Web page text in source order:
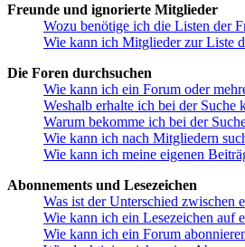
Freunde und ignorierte Mitglieder
Wozu benötige ich die Listen der
Wie kann ich Mitglieder zur Liste
Die Foren durchsuchen
Wie kann ich ein Forum oder
Weshalb erhalte ich bei der Suche
Warum bekomme ich bei der
Wie kann ich nach Mitgliedern
Wie kann ich meine eigenen
Abonnements und Lesezeichen
Was ist der Unterschied zwischen
Wie kann ich ein Lesezeichen auf
Wie kann ich ein Forum